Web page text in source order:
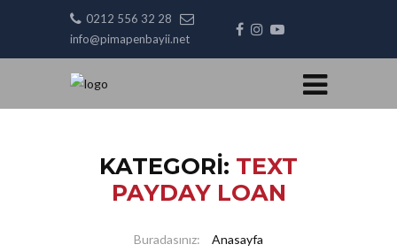
0212 556 32 28
info@pimapenbayii.net
KATEGORI: TEXT
PAYDAY LOAN
Anasayfa